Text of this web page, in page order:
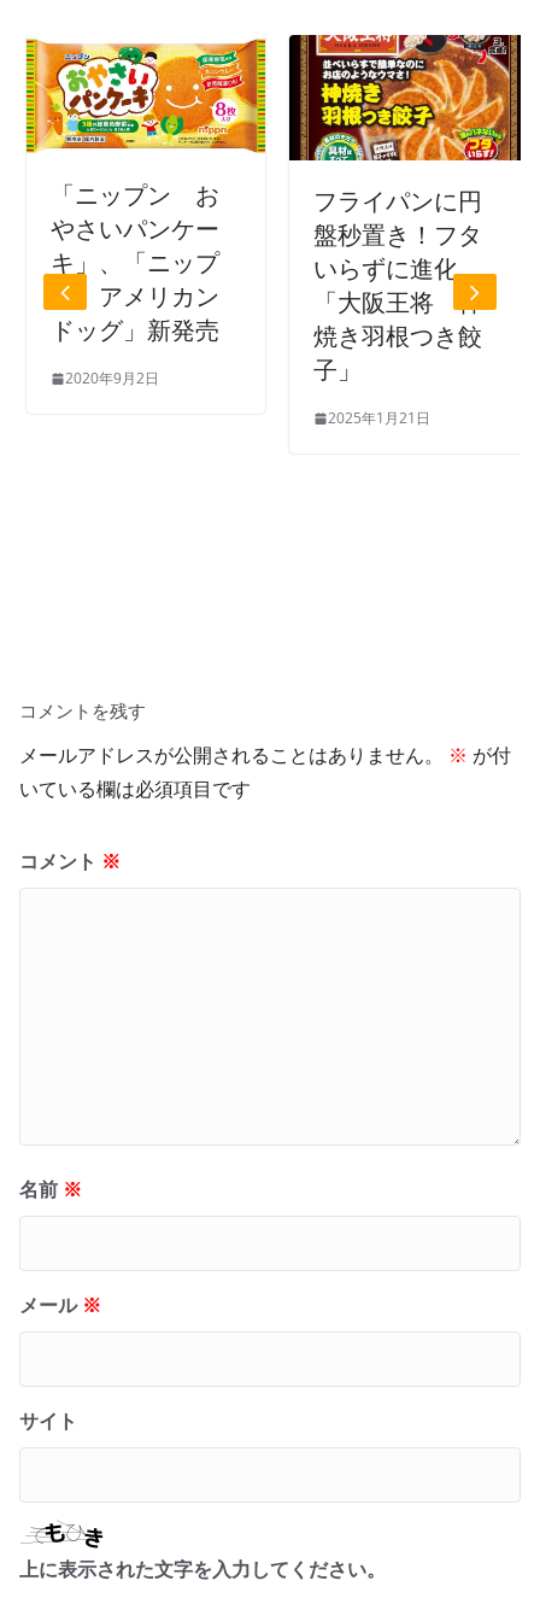
「ニップン お
やさいパンケー
キ」、「ニップ
ン アメリカン
ドッグ」新発売
2020年9月2日
フライパンに円
盤秒置き！フタ
いらずに進化
「大阪王将 神
焼き羽根つき餃
子」
2025年1月21日
コメントを残す
メールアドレスが公開されることはありません。 ※ が付
いている欄は必須項目です
コメント ※
名前 ※
メール ※
サイト
上に表示された文字を入力してください。